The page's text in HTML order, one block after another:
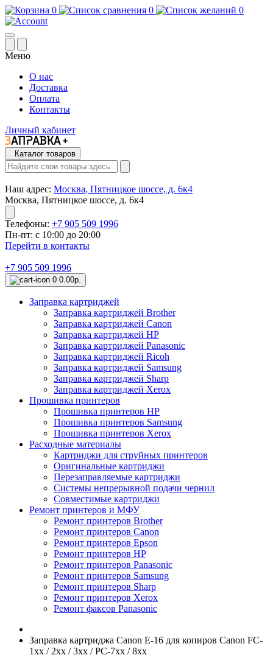
0 0 0
Меню
О нас
Доставка
Оплата
Контакты
Личный кабинет
Каталог товаров
Наш адрес: Москва, Пятницкое шоссе, д. 6к4
Москва, Пятницкое шоссе, д. 6к4
Телефоны: +7 905 509 1996
Пн-пт: с 10:00 до 20:00
Перейти в контакты
+7 905 509 1996
0 0.00р.
Заправка картриджей
Заправка картриджей Brother
Заправка картриджей Canon
Заправка картриджей HP
Заправка картриджей Panasonic
Заправка картриджей Ricoh
Заправка картриджей Samsung
Заправка картриджей Sharp
Заправка картриджей Xerox
Прошивка принтеров
Прошивка принтеров HP
Прошивка принтеров Samsung
Прошивка принтеров Xerox
Расходные материалы
Картриджи для струйных принтеров
Оригинальные картриджи
Перезаправляемые картриджи
Системы непрерывной подачи чернил
Совместимые картриджи
Ремонт принтеров и МФУ
Ремонт принтеров Brother
Ремонт принтеров Canon
Ремонт принтеров Epson
Ремонт принтеров HP
Ремонт принтеров Panasonic
Ремонт принтеров Samsung
Ремонт принтеров Sharp
Ремонт принтеров Xerox
Ремонт факсов Panasonic
Заправка картриджа Canon E-16 для копиров Canon FC-
1хх / 2хх / 3хх / PC-7хх / 8хх